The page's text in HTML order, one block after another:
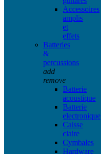
Accessoires
amplis
et
effets
Batteries
&
percussions
add
remove
Batterie
acoustique
Batterie
electronique
Caisse
claire
Cymbales
Hardware